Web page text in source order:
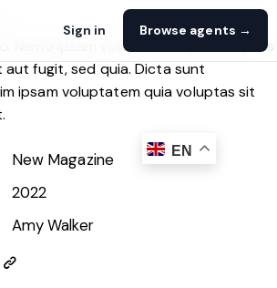
Sign in Browse agents →
Nemo ipsam voluptatem quia voluptas
fugit, sed quia. Dicta sunt
ipsam voluptatem quia voluptas sit
New Magazine
2022
Amy Walker
EN